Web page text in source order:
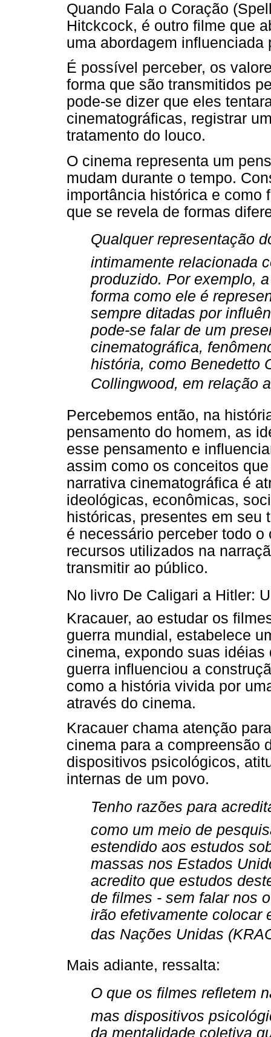
Quando Fala o Coração
Hitckcock, é outro filme que
uma abordagem influenciada
É possível perceber, os
forma que são transmitidos
pode-se dizer que eles
cinematográficas, registrar
tratamento do louco.
O cinema representa um
mudam durante o tempo.
importância histórica e como
que se revela de formas
Qualquer representação
intimamente relacionada
produzido. Por exemplo,
forma como ele é
sempre ditadas por
pode-se falar de um
cinematográfica,
história, como Benedetto
Collingwood, em relação
Percebemos então, na
pensamento do homem, as
esse pensamento e
assim como os conceitos
narrativa cinematográfica é
ideológicas, econômicas,
históricas, presentes em seu
é necessário perceber todo
recursos utilizados na
transmitir ao público.
No livro De Caligari a Hitler:
Kracauer, ao estudar os
guerra mundial, estabelece
cinema, expondo suas
guerra influenciou a
como a história vivida por
através do cinema.
Kracauer chama atenção
cinema para a compreensão
dispositivos psicológicos,
internas de um povo.
Tenho razões para
como um meio de
estendido aos estudos
massas nos Estados
acredito que estudos
de filmes - sem falar nos
irão efetivamente colocar
das Nações Unidas
Mais adiante, ressalta:
O que os filmes refletem
mas dispositivos
da mentalidade coletiva